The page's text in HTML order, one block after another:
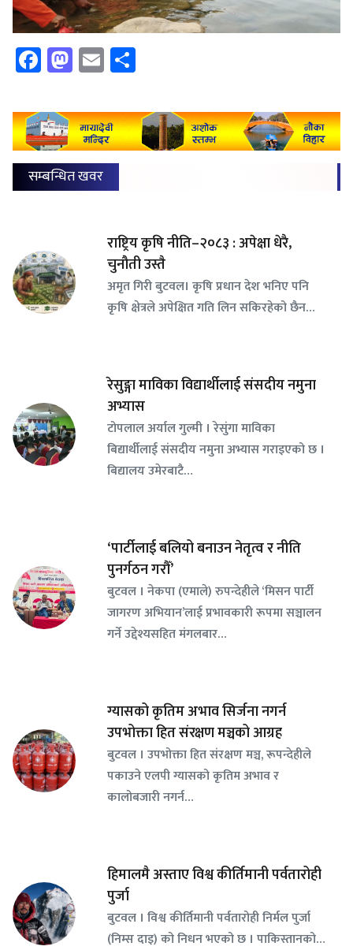
Facebook
Mastodon
Email
सम्बन्धित खवर
राष्ट्रिय कृषि नीति–२०८३ : अपेक्षा धेरै,
चुनौती उस्तै
अमृत गिरी बुटवल। कृषि प्रधान देश भनिए पनि
कृषि क्षेत्रले अपेक्षित गति लिन सकिरहेको छैन…
रेसुङ्गा माविका विद्यार्थीलाई संसदीय नमुना
अभ्यास
टोपलाल अर्याल गुल्मी । रेसुंगा माविका
बिद्यार्थीलाई संसदीय नमुना अभ्यास गराइएको छ ।
बिद्यालय उमेरबाटै…
‘पार्टीलाई बलियो बनाउन नेतृत्व र नीति
पुनर्गठन गरौँ’
बुटवल । नेकपा (एमाले) रुपन्देहीले ‘मिसन पार्टी
जागरण अभियान’लाई प्रभावकारी रूपमा सञ्चालन
गर्ने उद्देश्यसहित मंगलबार…
ग्यासको कृतिम अभाव सिर्जना नगर्न
उपभोक्ता हित संरक्षण मञ्चको आग्रह
बुटवल । उपभोक्ता हित संरक्षण मञ्च, रूपन्देहीले
पकाउने एलपी ग्यासको कृतिम अभाव र
कालोबजारी नगर्न…
हिमालमै अस्ताए विश्व कीर्तिमानी पर्वतारोही
पुर्जा
बुटवल । विश्व कीर्तिमानी पर्वतारोही निर्मल पुर्जा
(निम्स दाइ) को निधन भएको छ । पाकिस्तानको…